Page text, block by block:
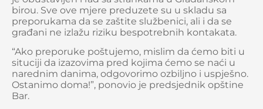
birou. Sve ove mjere preduzete su u skladu sa
preporukama da se zaštite službenici, ali i da se
građani ne izlažu riziku bespotrebnih kontakata.
“Ako preporuke poštujemo, mislim da ćemo biti u
situciji da izazovima pred kojima ćemo se naći u
narednim danima, odgovorimo ozbiljno i uspješno.
Ostanimo doma!”, ponovio je predsjednik opštine
Bar.